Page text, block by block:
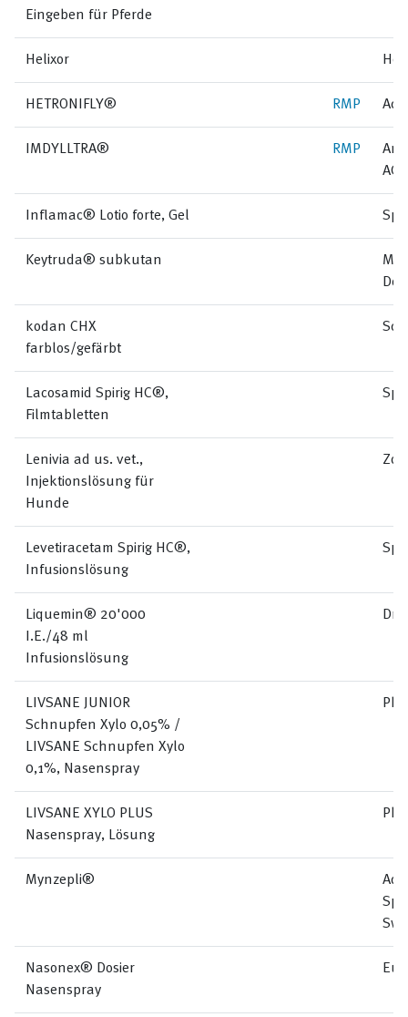
Eingeben für Pferde
Helixor
HETRONIFLY® RMP
IMDYLLTRA® RMP
AG
Inflamac® Lotio forte, Gel
Keytruda® subkutan
kodan CHX
farblos/gefärbt
Lacosamid Spirig HC®,
Filmtabletten
Lenivia ad us. vet.,
Injektionslösung für
Hunde
Levetiracetam Spirig HC®,
Infusionslösung
Liquemin® 20'000
I.E./48 ml
Infusionslösung
LIVSANE JUNIOR
Schnupfen Xylo 0,05% /
LIVSANE Schnupfen Xylo
0,1%, Nasenspray
LIVSANE XYLO PLUS
Nasenspray, Lösung
Mynzepli®
Nasonex® Dosier
Nasenspray